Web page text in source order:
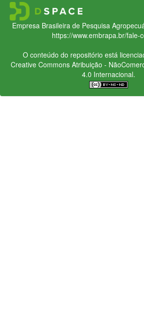
Empresa Brasileira de Pesquisa
https://www.embrapa.br/fale-
O conteúdo do repositório está
Creative CommonsAtribuição -
4.0 Internacional.